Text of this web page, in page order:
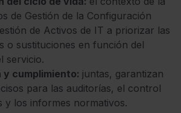
de Gestión de la Configuración
de Activos de IT a priorizar las
o sustituciones en función del
servicio.
y cumplimiento: juntas, garantizan
para las auditorías, el control
y los informes normativos.